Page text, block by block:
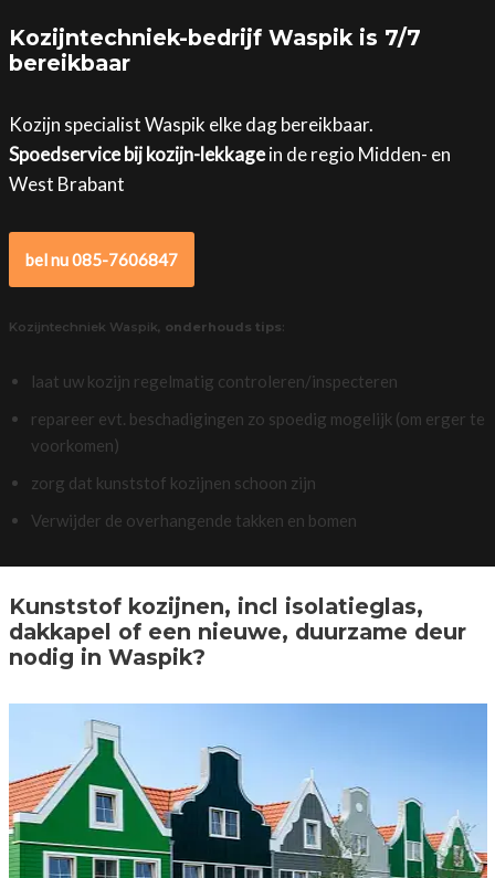
Kozijntechniek-bedrijf Waspik is 7/7
bereikbaar
Kozijn specialist Waspik elke dag bereikbaar.
Spoedservice bij kozijn-lekkagein de regio Midden- en
West Brabant
bel nu 085-7606847
Kozijntechniek Waspik, onderhouds tips:
laat uw kozijn regelmatig controleren/inspecteren
repareer evt. beschadigingen zo spoedig mogelijk (om erger te
voorkomen)
zorg dat kunststof kozijnen schoon zijn
Verwijder de overhangende takken en bomen
Kunststof kozijnen, incl isolatieglas,
dakkapel of een nieuwe, duurzame deur
nodig in Waspik?